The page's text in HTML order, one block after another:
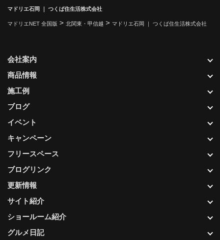
マドリエ石岡 ｜ つくば住生活株式会社
マドリエNET 全国版 > 北関東・甲信越 > マドリエ石岡 ｜ つくば住生活株式会社
更新情報
サイト紹介
ショールーム紹介
グルメ日記
会社案内
商品情報
施工例
ブログ
イベント
キャンペーン
フリースペース
ブログリンク